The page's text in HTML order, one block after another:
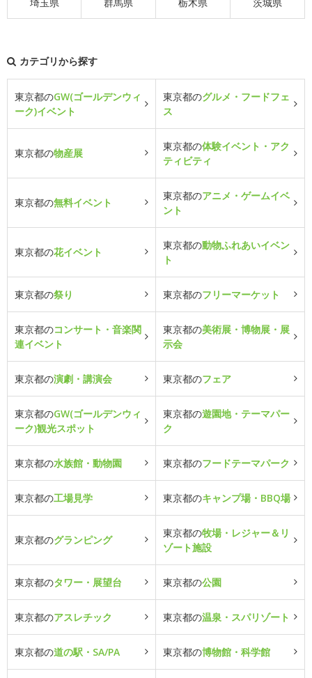
カテゴリから探す
東京都のGW(ゴールデンウィ
ーク)イベント
東京都のグルメ・フードフェ
ス
東京都の物産展
東京都の体験イベント・アク
ティビティ
東京都の無料イベント
東京都のアニメ・ゲームイベ
ント
東京都の花イベント
東京都の動物ふれあいイベン
ト
東京都の祭り 東京都のフリーマーケット
東京都のコンサート・音楽関
連イベント
東京都の美術展・博物展・展
示会
東京都の演劇・講演会 東京都のフェア
東京都のGW(ゴールデンウィ
ーク)観光スポット
東京都の遊園地・テーマパー
ク
東京都の水族館・動物園 東京都のフードテーマパーク
東京都の工場見学 東京都のキャンプ場・BBQ場
東京都のグランピング
東京都の牧場・レジャー＆リ
ゾート施設
東京都のタワー・展望台 東京都の公園
東京都のアスレチック 東京都の温泉・スパリゾート
東京都の道の駅・SA/PA 東京都の博物館・科学館